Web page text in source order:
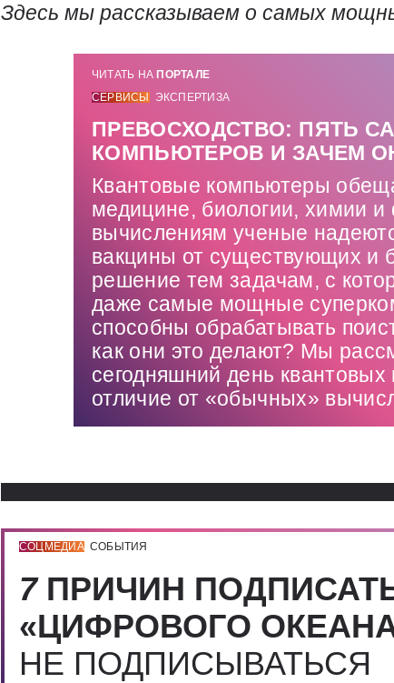
Здесь мы рассказываем о самых
ЧИТАТЬ НА ПОРТАЛЕ
СЕРВИСЫ
ЭКСПЕРТИЗА
ПРЕВОСХОДСТВО: ПЯТЬ
КОМПЬЮТЕРОВ И ЗАЧЕМ
Квантовые компьютеры
медицине, биологии, химии
вычислениям ученые
вакцины от существующих и
решение тем задачам, с
даже самые мощные
способны обрабатывать
как они это делают? Мы
сегодняшний день
отличие от «обычных»
СОЦМЕДИА СОБЫТИЯ
7 ПРИЧИН
«ЦИФРОВОГО
НЕ ПОДПИСЫВАТЬСЯ